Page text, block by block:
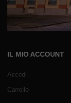
IL MIO ACCOUNT
Accedi
Carrello